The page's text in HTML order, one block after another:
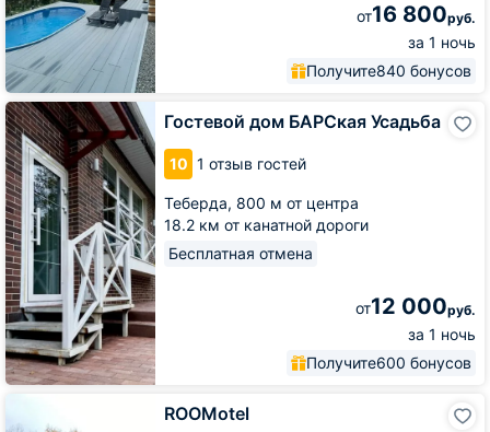
от16 800руб.
за 1 ночь
Получите840 бонусов
Гостевой дом БАРСкая Усадьба
10 1 отзыв гостей
Теберда, 800 м от центра
18.2 км от канатной дороги
Бесплатная отмена
от12 000руб.
за 1 ночь
Получите600 бонусов
Гостевой
дом
БАРСкая
Усадьба
ROOMotel